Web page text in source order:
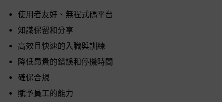
使用者友好、無程式碼平台
知識保留和分享
高效且快速的入職與訓練
降低昂貴的錯誤和停機時間
確保合規
賦予員工的能力